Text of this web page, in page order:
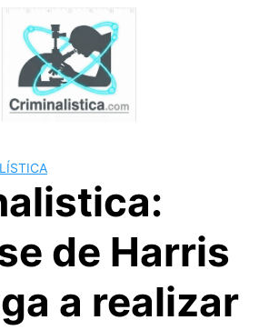
de Harris
a realizar